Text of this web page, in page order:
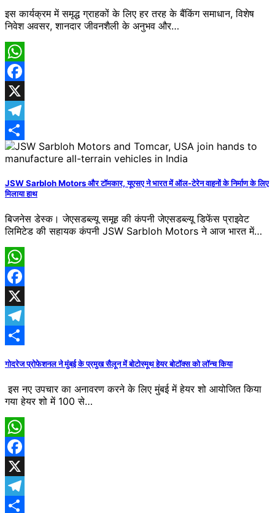
इस कार्यक्रम में समृद्ध ग्राहकों के लिए हर तरह के बैंकिंग समाधान, विशेष
निवेश अवसर, शानदार जीवनशैली के अनुभव और…
WhatsApp
Facebook
X
Telegram
Share
JSW Sarbloh Motors और टॉमकार, यूएसए ने भारत में ऑल-टेरेन वाहनों के निर्माण के लिए
मिलाया हाथ
बिजनेस डेस्क। जेएसडब्ल्यू समूह की कंपनी जेएसडब्ल्यू डिफेंस प्राइवेट
लिमिटेड की सहायक कंपनी JSW Sarbloh Motors ने आज भारत में…
WhatsApp
Facebook
X
Telegram
गोदरेज प्रोफेशनल ने मुंबई के प्रमुख सैलून में बोटोस्मूथ हेयर बोटॉक्स को लॉन्च किया
इस नए उपचार का अनावरण करने के लिए मुंबई में हेयर शो आयोजित किया
गया हेयर शो में 100 से…
WhatsApp
Facebook
X
Telegram